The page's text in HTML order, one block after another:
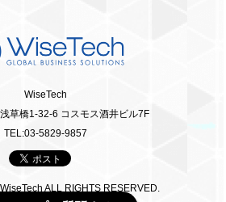
WiseTech
草橋1-32-6 コスモス酒井ビル7F
TEL:03-5829-9857
ALL RIGHTS RESERVED.